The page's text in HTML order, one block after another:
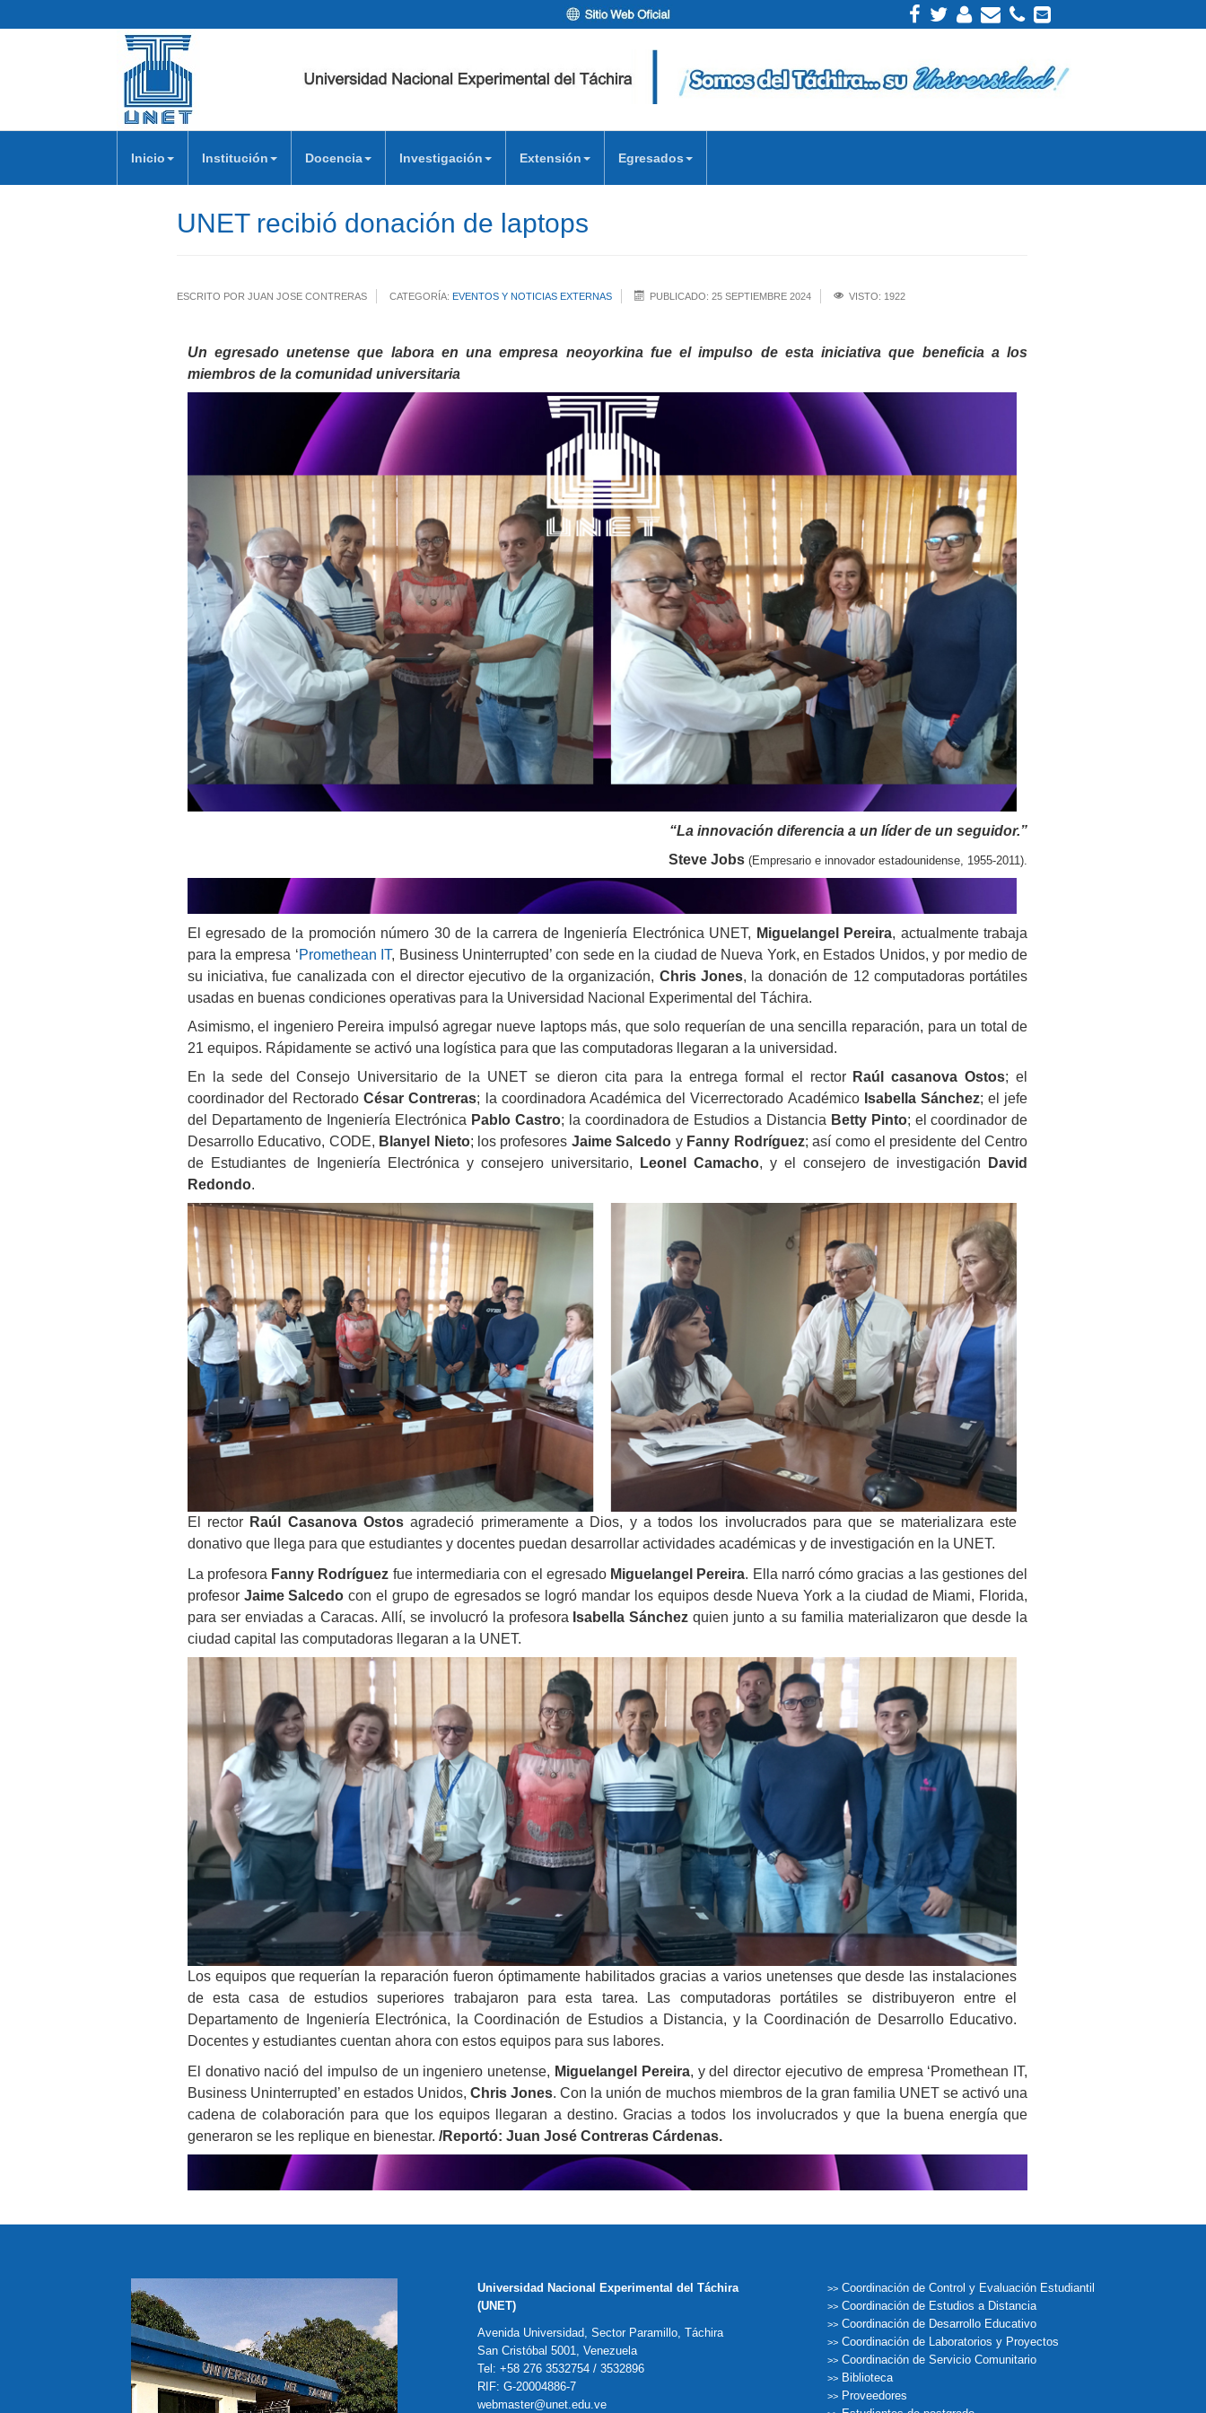
Inicio Institución Docencia Investigación Extensión Egresados
UNET recibió donación de laptops
ESCRITO POR JUAN JOSE CONTRERAS CATEGORÍA: EVENTOS Y NOTICIAS EXTERNAS PUBLICADO: 25 SEPTIEMBRE 2024 VISTO: 1922
Un egresado unetense que labora en una empresa neoyorkina fue el impulso de esta iniciativa que beneficia a los
miembros de la comunidad universitaria
“La innovación diferencia a un líder de un seguidor.”
Steve Jobs (Empresario e innovador estadounidense, 1955-2011).
El egresado de la promoción número 30 de la carrera de Ingeniería Electrónica UNET, Miguelangel Pereira, actualmente trabaja
para la empresa ‘Promethean IT, Business Uninterrupted’ con sede en la ciudad de Nueva York, en Estados Unidos, y por medio de
su iniciativa, fue canalizada con el director ejecutivo de la organización, Chris Jones, la donación de 12 computadoras portátiles
usadas en buenas condiciones operativas para la Universidad Nacional Experimental del Táchira.
Asimismo, el ingeniero Pereira impulsó agregar nueve laptops más, que solo requerían de una sencilla reparación, para un total de
21 equipos. Rápidamente se activó una logística para que las computadoras llegaran a la universidad.
En la sede del Consejo Universitario de la UNET se dieron cita para la entrega formal el rector Raúl casanova Ostos; el
coordinador del RectoradoCésar Contreras; la coordinadora Académica del Vicerrectorado Académico Isabella Sánchez; el jefe
del Departamento de Ingeniería Electrónica Pablo Castro; la coordinadora de Estudios a Distancia Betty Pinto; el coordinador de
Desarrollo Educativo, CODE, Blanyel Nieto; los profesores Jaime Salcedo y Fanny Rodríguez; así como el presidente del Centro
de Estudiantes de Ingeniería Electrónica y consejero universitario,
Leonel Camacho, y el consejero de investigación
David
Redondo.
El rector Raúl Casanova Ostosagradeció primeramente a Dios, y a todos los involucrados para que se materializara este
donativo que llega para que estudiantes y docentes puedan desarrollar actividades académicas y de investigación en la UNET.
La profesora Fanny Rodríguez fue intermediaria con el egresado Miguelangel Pereira. Ella narró cómo gracias a las gestiones del
profesor Jaime Salcedo con el grupo de egresados se logró mandar los equipos desde Nueva York a la ciudad de Miami, Florida,
para ser enviadas a Caracas. Allí, se involucró la profesora Isabella Sánchez quien junto a su familia materializaron que desde la
ciudad capital las computadoras llegaran a la UNET.
Los equipos que requerían la reparación fueron óptimamente habilitados gracias a varios unetenses que desde las instalaciones
de esta casa de estudios superiores trabajaron para esta tarea. Las computadoras portátiles se distribuyeron entre el
Departamento de Ingeniería Electrónica, la Coordinación de Estudios a Distancia, y la Coordinación de Desarrollo Educativo.
Docentes y estudiantes cuentan ahora con estos equipos para sus labores.
El donativo nació del impulso de un ingeniero unetense, Miguelangel Pereira, y del director ejecutivo de empresa ‘Promethean IT,
Business Uninterrupted’ en estados Unidos,Chris Jones. Con la unión de muchos miembros de la gran familia UNET se activó una
cadena de colaboración para que los equipos llegaran a destino. Gracias a todos los involucrados y que la buena energía que
generaron se les replique en bienestar. /Reportó: Juan José Contreras Cárdenas.
Universidad Nacional Experimental del Táchira
(UNET)
Avenida Universidad, Sector Paramillo, Táchira
San Cristóbal 5001, Venezuela
Tel: +58 276 3532754 / 3532896
RIF: G-20004886-7
webmaster@unet.edu.ve
>> Coordinación de Control y Evaluación Estudiantil
>> Coordinación de Estudios a Distancia
>> Coordinación de Desarrollo Educativo
>> Coordinación de Laboratorios y Proyectos
>> Coordinación de Servicio Comunitario
>> Biblioteca
>> Proveedores